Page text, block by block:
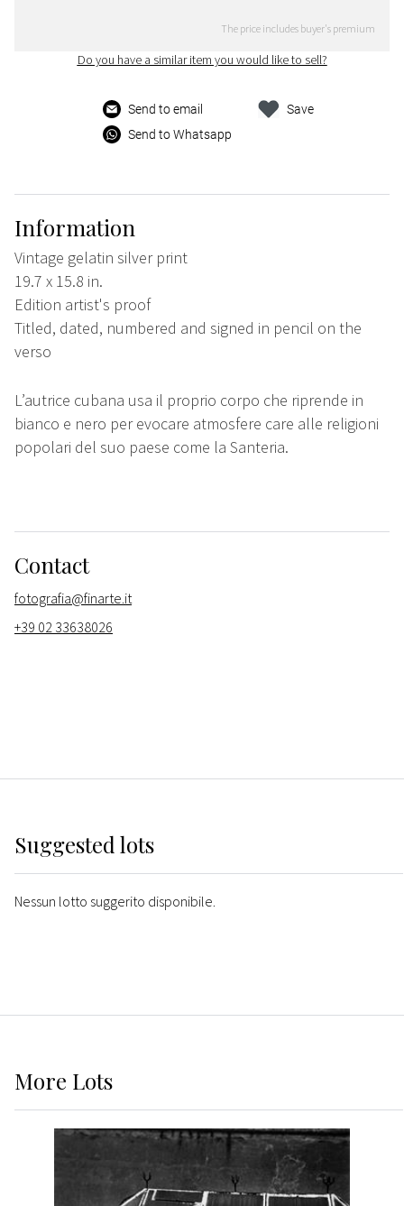
The price includes buyer's premium
Do you have a similar item you would like to sell?
Send to email
Send to Whatsapp
Save
Information
Vintage gelatin silver print
19.7 x 15.8 in.
Edition artist's proof
Titled, dated, numbered and signed in pencil on the
verso
L’autrice cubana usa il proprio corpo che riprende in
bianco e nero per evocare atmosfere care alle religioni
popolari del suo paese come la Santeria.
Contact
fotografia@finarte.it
+39 02 33638026
Suggested lots
Nessun lotto suggerito disponibile.
More Lots